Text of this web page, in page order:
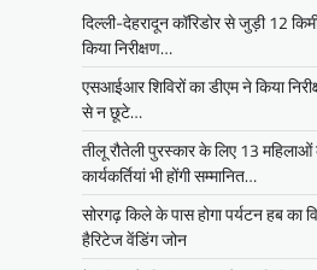
दिल्ली-देहरादून कॉरिडोर से जुड़ी 12
किया निरीक्षण…
एसआईआर शिविरों का डीएम ने किया
से न छूटे…
तीलू रौतेली पुरस्कार के लिए 13
कार्यकर्तियां भी होंगी सम्मानित…
सोरगढ़ किले के पास होगा पर्यटन हब का
हैरिटेज वेंडिंग जोन